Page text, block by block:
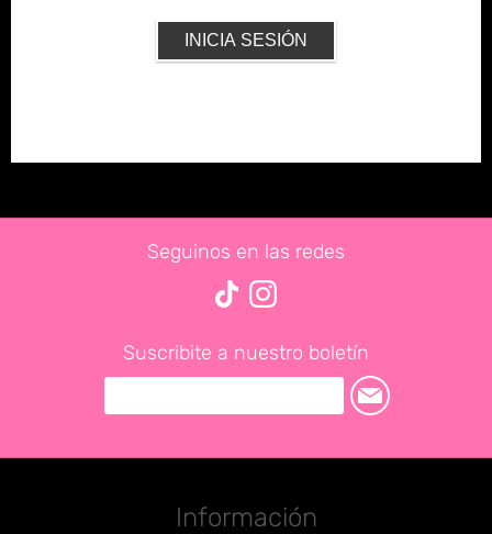
Seguinos en las redes
Suscribite a nuestro boletín
Información